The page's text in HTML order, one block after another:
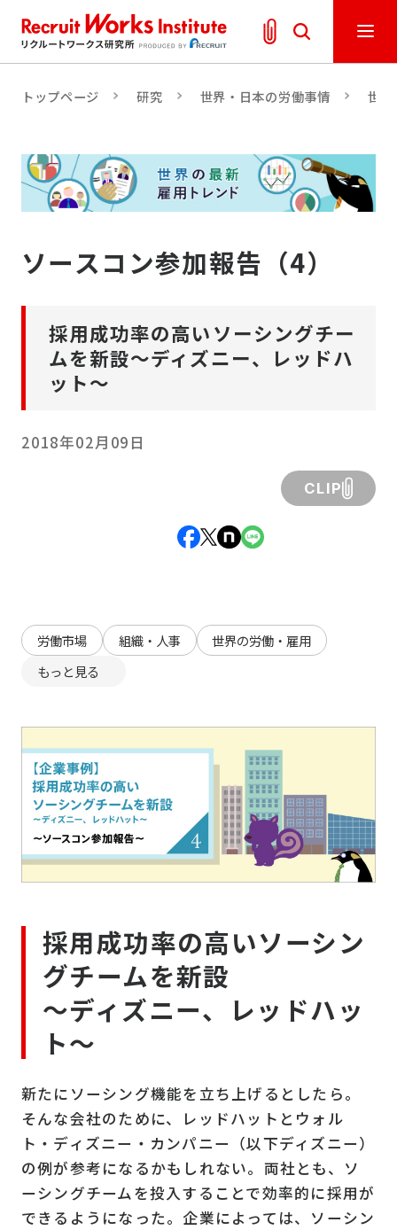
トップページ 研究 世界・日本の労働事情 世
ソースコン参加報告（4）
採用成功率の高いソーシングチー
ムを新設～ディズニー、レッドハ
ット～
2018年02月09日
CLIP
労働市場 組織・人事
世界の労働・雇用
もっと見る
採用成功率の高いソーシン
グチームを新設
～ディズニー、レッドハッ
ト～
新たにソーシング機能を立ち上げるとしたら。
そんな会社のために、レッドハットとウォル
ト・ディズニー・カンパニー（以下ディズニー）
の例が参考になるかもしれない。両社とも、ソ
ーシングチームを投入することで効率的に採用が
できるようになった。企業によっては、ソーシン